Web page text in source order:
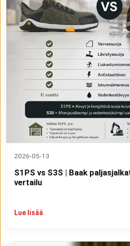
2026-05-13
S1PS vs S3S | Baak
vertailu
Lue lisää